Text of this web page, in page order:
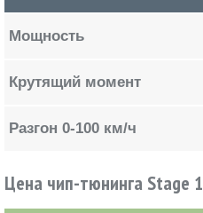
Мощность
Крутящий момент
Разгон 0-100 км/ч
Цена чип-тюнинга Stage 1